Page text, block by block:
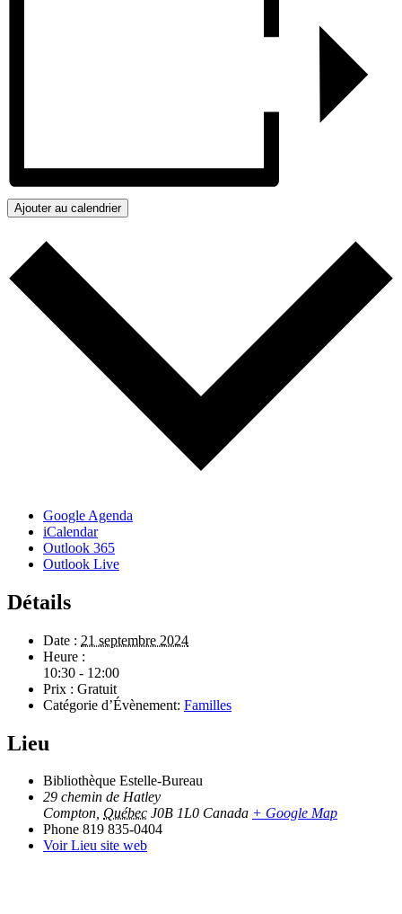
Ajouter au calendrier
Google Agenda
iCalendar
Outlook 365
Outlook Live
Détails
Date : 21 septembre 2024
Heure :
10:30 - 12:00
Prix : Gratuit
Catégorie d’Évènement: Familles
Lieu
Bibliothèque Estelle-Bureau
29 chemin de Hatley
Compton, Québec J0B 1L0 Canada + Google Map
Phone 819 835-0404
Voir Lieu site web